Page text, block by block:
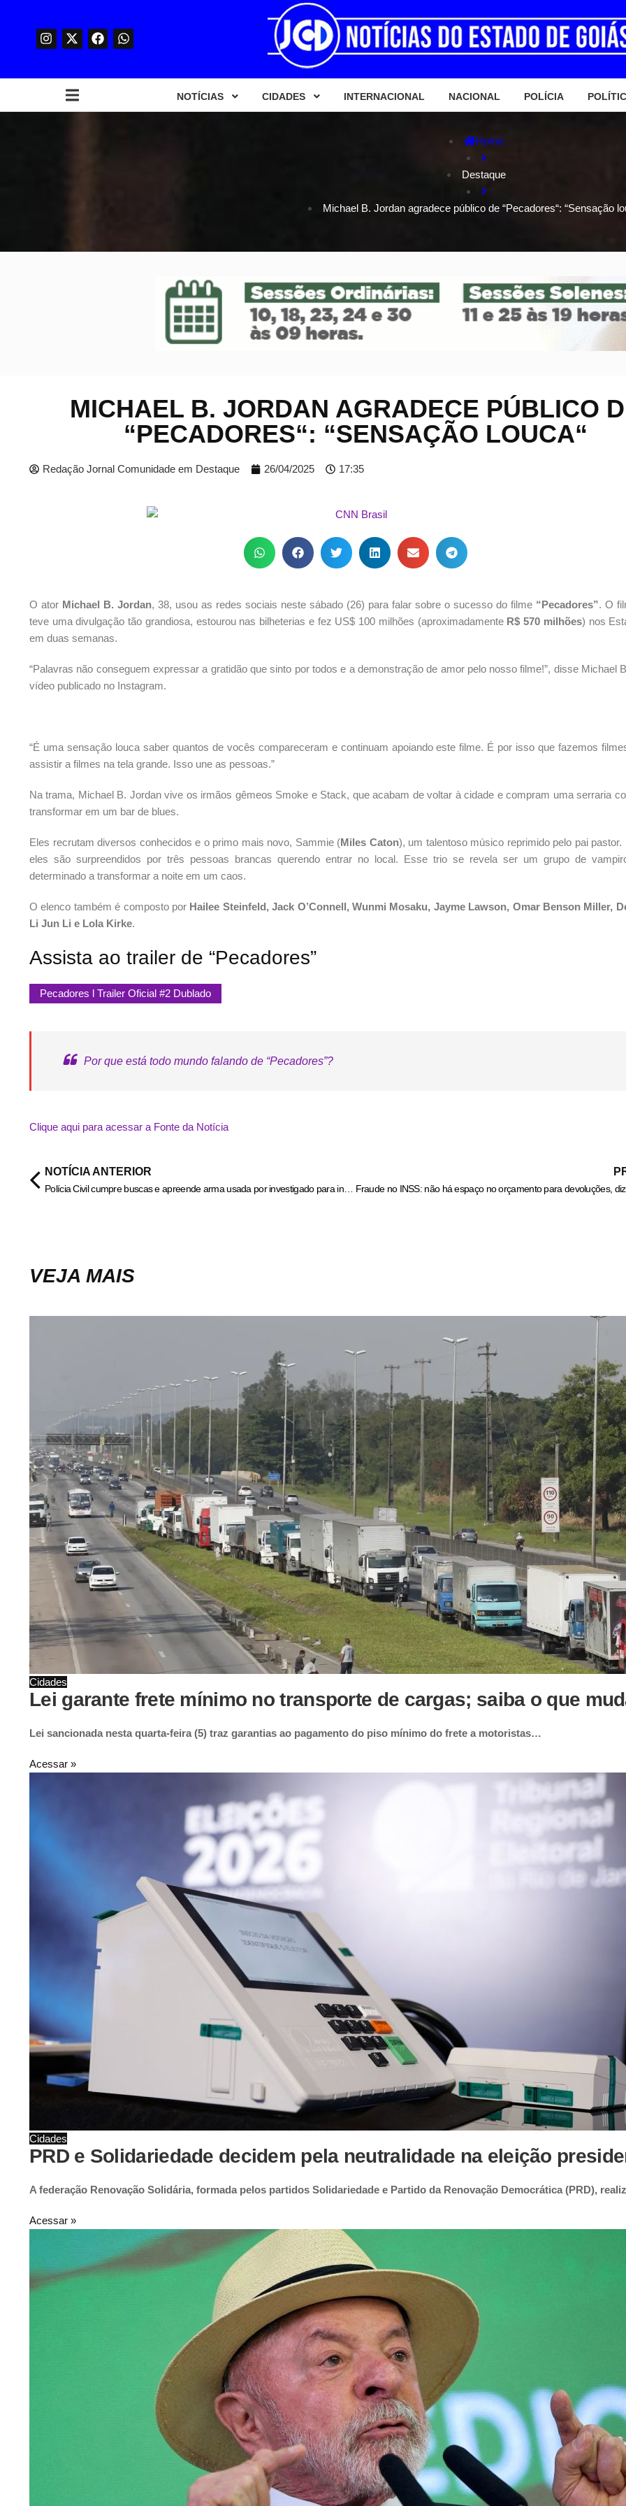
NOTÍCIAS CIDADES INTERNACIONAL NACIONAL POLÍCIA
Home
Destaque
Michael B. Jordan agradece público de “Pecadores“: “Sensação
MICHAEL B. JORDAN AGRADECE PÚBLICO
“PECADORES“: “SENSAÇÃO LOUCA“
Redação Jornal Comunidade em Destaque 26/04/2025 17:35
O ator Michael B. Jordan, 38, usou as redes sociais neste sábado (26) para falar sobre o sucesso do filme “Pecadores”. O
teve uma divulgação tão grandiosa, estourou nas bilheterias e fez US$ 100 milhões (aproximadamenteR$ 570 milhões) nos
em duas semanas.
“Palavras não conseguem expressar a gratidão que sinto por todos e a demonstração de amor pelo nosso filme!”, disse Michael
vídeo publicado no Instagram.
“É uma sensação louca saber quantos de vocês compareceram e continuam apoiando este filme. É por isso que fazemos
assistir a filmes na tela grande. Isso une as pessoas.”
Na trama, Michael B. Jordan vive os irmãos gêmeos Smoke e Stack, que acabam de voltar à cidade e compram uma serraria
transformar em um bar de blues.
Eles recrutam diversos conhecidos e o primo mais novo, Sammie (Miles Caton), um talentoso músico reprimido pelo pai pastor.
eles são surpreendidos por três pessoas brancas querendo entrar no local. Esse trio se revela ser um grupo de
determinado a transformar a noite em um caos.
O elenco também é composto por Hailee Steinfeld, Jack O’Connell, Wunmi Mosaku, Jayme Lawson, Omar Benson Miller,
Li Jun Li e Lola Kirke.
Assista ao trailer de “Pecadores”
Pecadores l Trailer Oficial #2 Dublado
Por que está todo mundo falando de “Pecadores”?
Clique aqui para acessar a Fonte da Notícia
NOTÍCIA ANTERIOR
Polícia Civil cumpre buscas e apreende arma usada por investigado para intimidar dono de comércio em Aparecida de Goiânia
VEJA MAIS
Cidades
Lei garante frete mínimo no transporte de cargas; saiba o que
Lei sancionada nesta quarta-feira (5) traz garantias ao pagamento do piso mínimo do frete a motoristas…
Acessar »
Cidades
PRD e Solidariedade decidem pela neutralidade na eleição
A federação Renovação Solidária, formada pelos partidos Solidariedade e Partido da Renovação Democrática (PRD),
Acessar »